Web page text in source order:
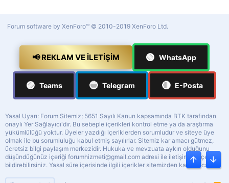
Forum software by XenForo™ © 2010-2019 XenForo Ltd.
📢 REKLAM VE İLETIŞIM 🟢 WhatsApp
🟣 Teams 🔵 Telegram 🔴 E-Posta
Yasal Uyarı: Forum Sitemiz; 5651 Sayılı Kanun kapsamında BTK tarafından
onaylı Yer Sağlayıcı'dır. Bu sebeple içerikleri kontrol etme ya da araştırma
yükümlülüğü yoktur. Üyeler yazdığı içeriklerden sorumludur ve siteye üye
olmak ile bu sorumluluğu kabul etmiş sayılırlar. Sitemiz kar amacı gütmez,
ücretsiz bilgi paylaşım merkezidir. Hukuka ve mevzuata aykırı olduğunu
düşündüğünüz içeriği forumhizmeti@gmail.com adresi ile iletişime geçerek
bildirebilirsiniz. Yasal süre içerisinde ilgili içerikler sitemizden kaldırılacaktır.
Üst Alt